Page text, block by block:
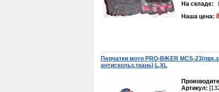
На складе:
Наша цена:
Перчатки мото PRO-BIKER MCS-
антискольз.ткань) L,XL
Артикул: